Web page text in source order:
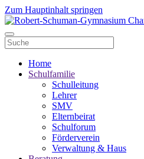
Zum Hauptinhalt springen
Home
Schulfamilie
Schulleitung
Lehrer
SMV
Elternbeirat
Schulforum
Förderverein
Verwaltung & Haus